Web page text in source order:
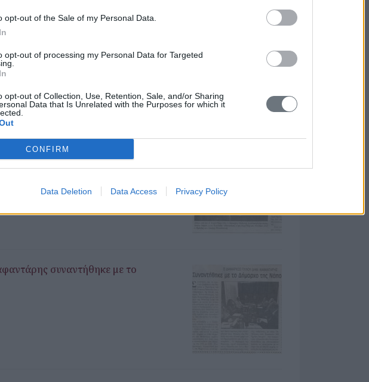
opt-out of the Sale of my Personal Data.
opt-out of processing my Personal Data for Targeted
opt-out of Collection, Use, Retention, Sale, and/or Sharing
Data that Is Unrelated with the Purposes for which it
CONFIRM
Data Deletion Data Access Privacy Policy
Πύλου – Νέστορος συμμετείχε
χρόνια Ιστορίας"
συναντήθηκε με το